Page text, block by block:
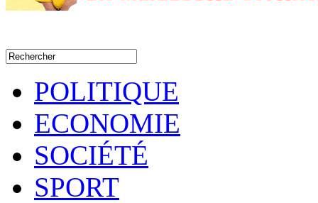
POLITIQUE
ECONOMIE
SOCIÉTÉ
SPORT